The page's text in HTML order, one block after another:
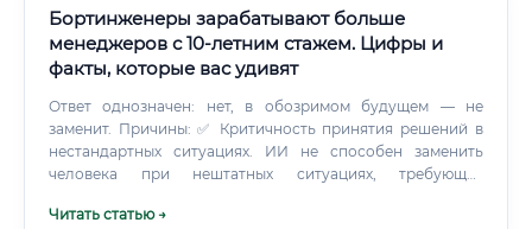
нервюра.
Бортинженеры зарабатывают больше
менеджеров с 10-летним стажем. Цифры и
факты, которые вас удивят
Ответ однозначен: нет, в обозримом будущем — не
заменит. Причины: ✅ Критичность принятия решений в
нестандартных ситуациях. ИИ не способен заменить
человека при нештатных ситуациях, требующих
физического вмешательства.
Читать статью →